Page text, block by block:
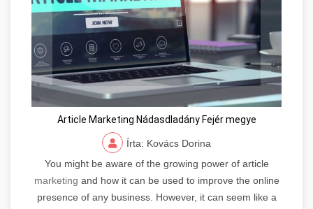
Article Marketing Nádasdladány Fejér megye
Írta: Kovács Dorina
You might be aware of the growing power of article
marketing and how it can be used to improve the online
presence of any business. However, it can seem like a